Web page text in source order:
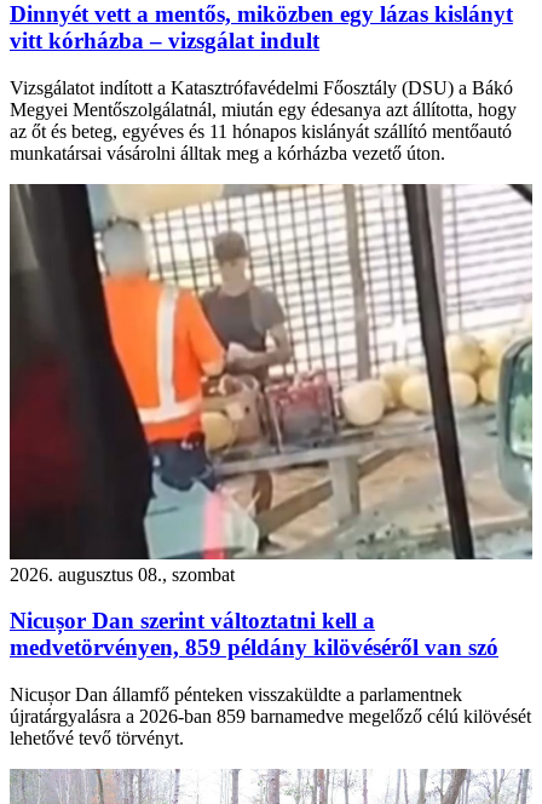
Dinnyét vett a mentős, miközben egy lázas kislányt
vitt kórházba – vizsgálat indult
Vizsgálatot indított a Katasztrófavédelmi Főosztály (DSU) a Bákó
Megyei Mentőszolgálatnál, miután egy édesanya azt állította, hogy
az őt és beteg, egyéves és 11 hónapos kislányát szállító mentőautó
munkatársai vásárolni álltak meg a kórházba vezető úton.
2026. augusztus 08., szombat
Nicușor Dan szerint változtatni kell a
medvetörvényen, 859 példány kilövéséről van szó
Nicușor Dan államfő pénteken visszaküldte a parlamentnek
újratárgyalásra a 2026-ban 859 barnamedve megelőző célú kilövését
lehetővé tevő törvényt.